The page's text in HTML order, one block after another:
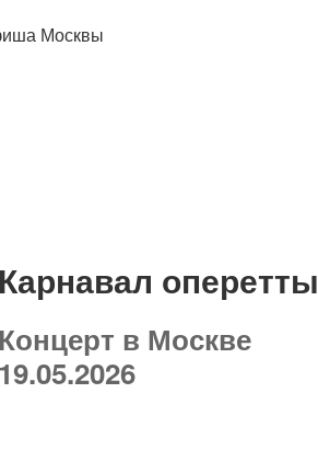
Москвы
Карнавал оперетты
Концерт в Москве
19.05.2026